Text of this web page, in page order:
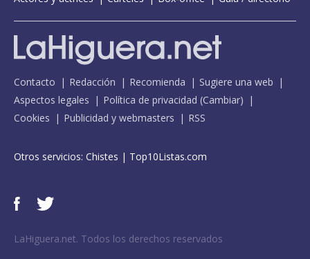
Contacto Redacción Recomienda
Sugiere una web
Aspectos legales
Política de privacidad (Cambiar)
Cookies
Publicidad y webmasters RSS
Otros servicios: Chistes | Top10Listas.com
LaHiguera.net. Todos los derechos reservados